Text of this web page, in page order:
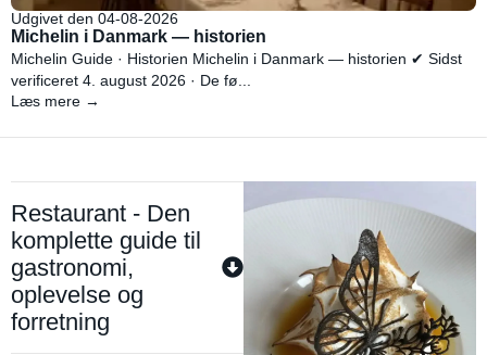
Udgivet den 04-08-2026
Michelin i Danmark — historien
Michelin Guide · Historien Michelin i Danmark — historien ✔ Sidst
verificeret 4. august 2026 · De fø...
Læs mere →
Restaurant - Den
komplette guide til
gastronomi,
oplevelse og
forretning